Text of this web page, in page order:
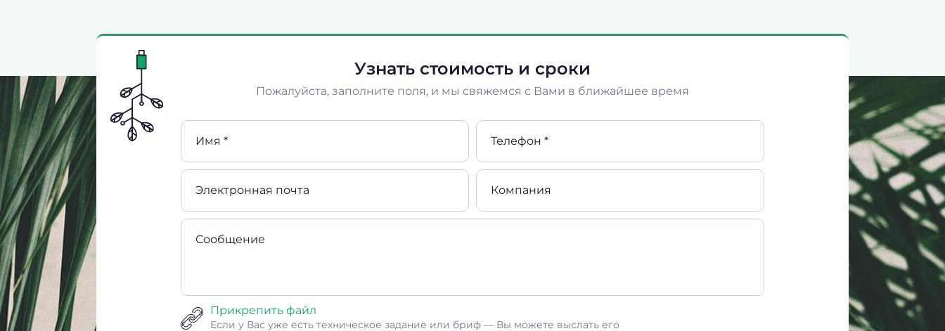
Узнать стоимость и сроки
Пожалуйста, заполните поля, и мы свяжемся с Вами в ближайшее время
Имя * Телефон *
Электронная почта Компания
Сообщение
Прикрепить файл
Если у Вас уже есть техническое задание или бриф — Вы можете выслать его